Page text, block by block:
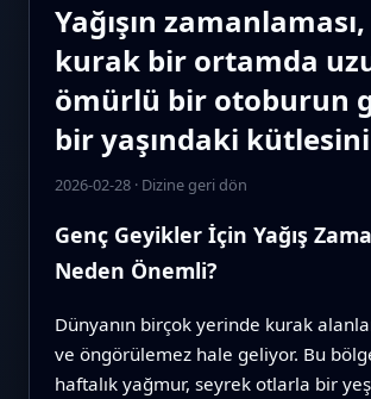
Yağışın
kurak bir ortamda
ömürlü bir otoburun
bir yaşındaki
2026-02-28· Dizine geri dön
Genç Geyikler İçin Yağış
Neden Önemli?
Dünyanın birçok yerinde kurak
ve öngörülemez hale geliyor. Bu
haftalık yağmur, seyrek otlarla bir